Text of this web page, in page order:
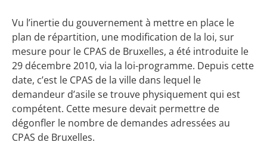
Vu l’inertie du gouvernement à mettre en place le
plan de répartition, une modification de la loi, sur
mesure pour le CPAS de Bruxelles, a été introduite le
29 décembre 2010, via la loi-programme. Depuis cette
date, c’est le CPAS de la ville dans lequel le
demandeur d’asile se trouve physiquement qui est
compétent. Cette mesure devait permettre de
dégonfler le nombre de demandes adressées au
CPAS de Bruxelles.